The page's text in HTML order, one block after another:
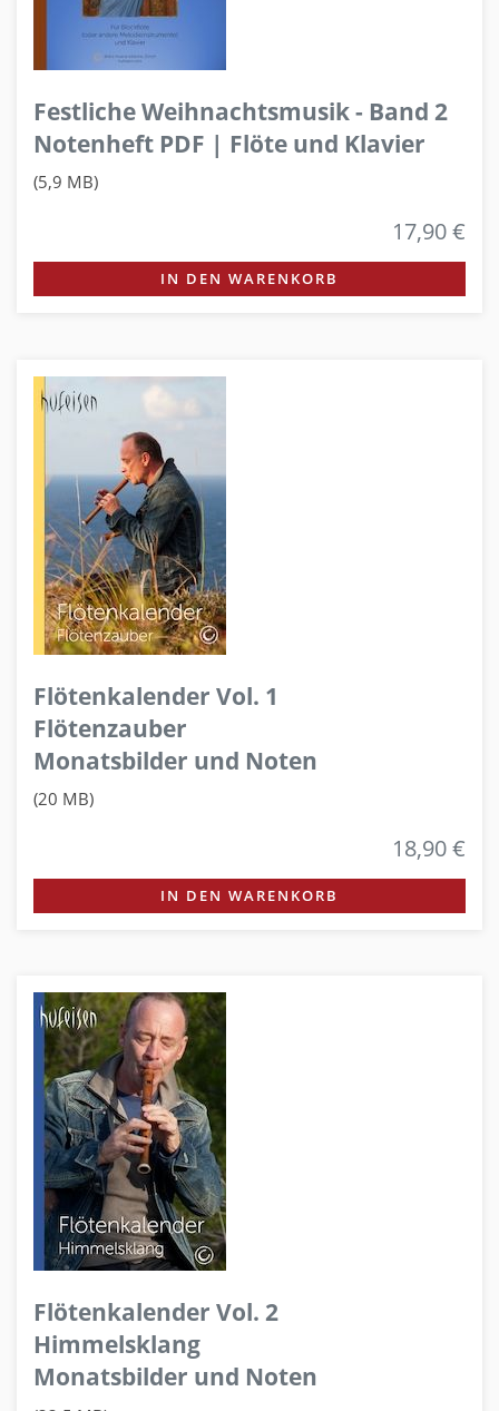
Festliche Weihnachtsmusik - Band 2
Notenheft PDF | Flöte und Klavier
(5,9 MB)
17,90 €
IN DEN WARENKORB
Flötenkalender Vol. 1
Flötenzauber
Monatsbilder und Noten
(20 MB)
18,90 €
IN DEN WARENKORB
Flötenkalender Vol. 2
Himmelsklang
Monatsbilder und Noten